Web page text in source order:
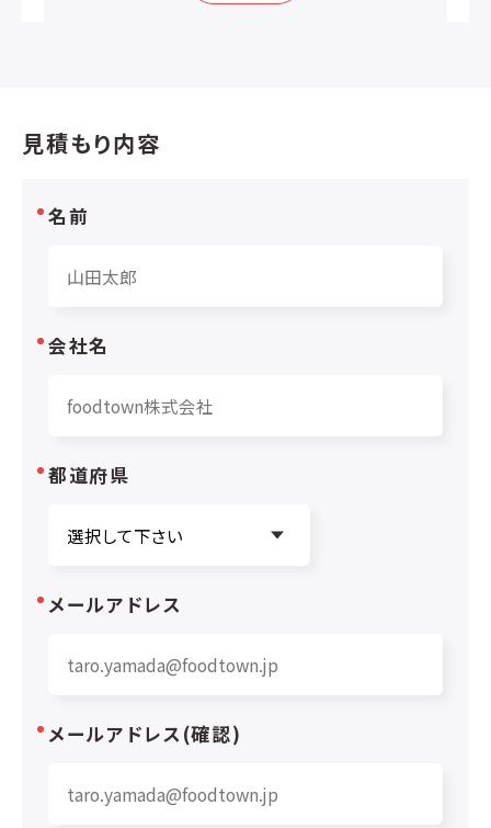
見積もり内容
名前
会社名
都道府県
メールアドレス
メールアドレス(確認)